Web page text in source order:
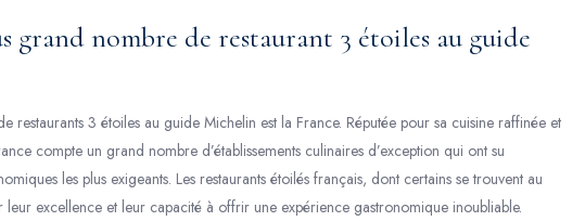
grand nombre de restaurant 3 étoiles au guide
restaurants 3 étoiles au guide Michelin est la France. Réputée pour sa cuisine raffinée et
compte un grand nombre d’établissements culinaires d’exception qui ont su
les plus exigeants. Les restaurants étoilés français, dont certains se trouvent au
excellence et leur capacité à offrir une expérience gastronomique inoubliable.